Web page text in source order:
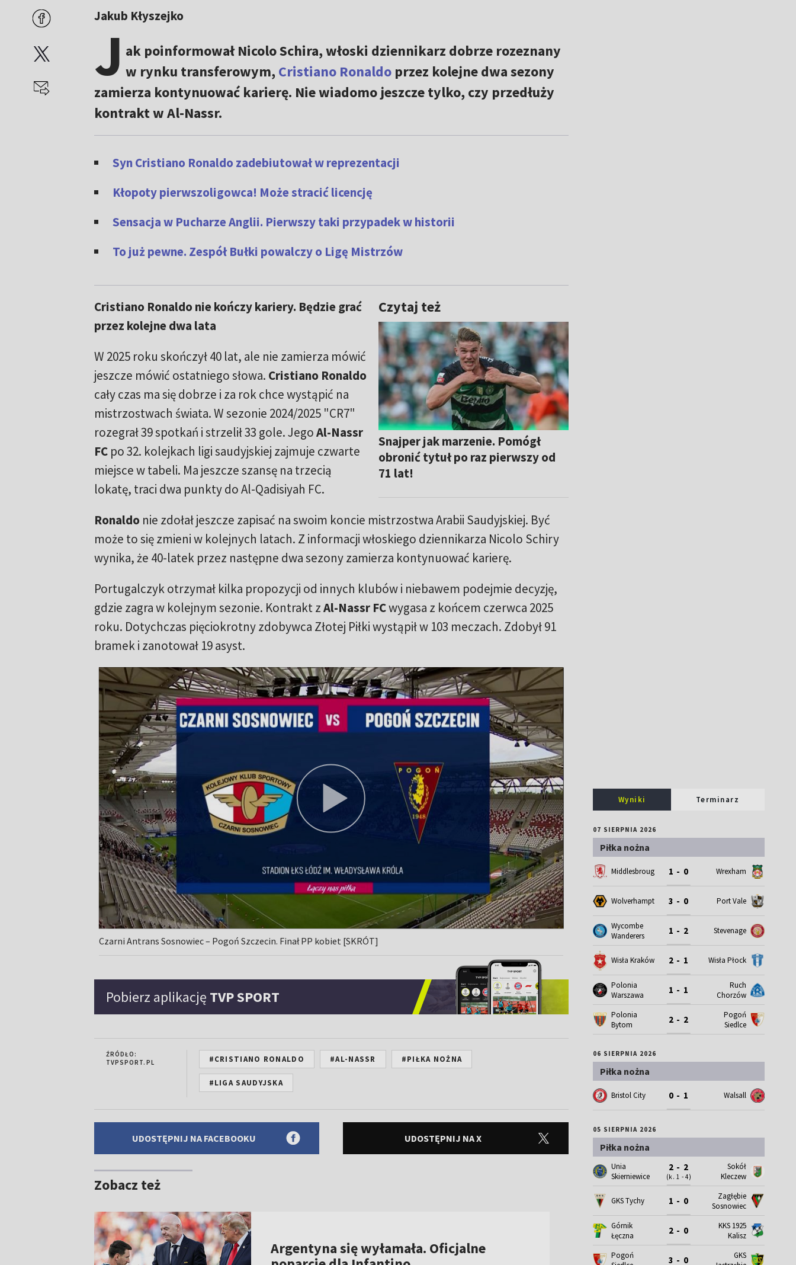
Jakub Kłyszejko
J ak poinformował Nicolo Schira, włoski dziennikarz dobrze rozeznany
w rynku transferowym,Cristiano Ronaldoprzez kolejne dwa sezony
zamierza kontynuować karierę. Nie wiadomo jeszcze tylko, czy przedłuży
kontrakt w Al-Nassr.
Syn Cristiano Ronaldo zadebiutował w reprezentacji
Kłopoty pierwszoligowca! Może stracić licencję
Sensacja w Pucharze Anglii. Pierwszy taki przypadek w historii
To już pewne. Zespół Bułki powalczy o Ligę Mistrzów
Czytaj też
Snajper jak marzenie. Pomógł
obronić tytuł po raz pierwszy od
71 lat!
Cristiano Ronaldo nie kończy kariery. Będzie grać
przez kolejne dwa lata
W 2025 roku skończył 40 lat, ale nie zamierza mówić
jeszcze mówić ostatniego słowa. Cristiano Ronaldo
cały czas ma się dobrze i za rok chce wystąpić na
mistrzostwach świata. W sezonie 2024/2025 "CR7"
rozegrał 39 spotkań i strzelił 33 gole. JegoAl-Nassr
FCpo 32. kolejkach ligi saudyjskiej zajmuje czwarte
miejsce w tabeli. Ma jeszcze szansę na trzecią
lokatę, traci dwa punkty do Al-Qadisiyah FC.
Ronaldo nie zdołał jeszcze zapisać na swoim koncie mistrzostwa Arabii Saudyjskiej. Być
może to się zmieni w kolejnych latach. Z informacji włoskiego dziennikarza Nicolo Schiry
wynika, że 40-latek przez następne dwa sezony zamierza kontynuować karierę.
Portugalczyk otrzymał kilka propozycji od innych klubów i niebawem podejmie decyzję,
gdzie zagra w kolejnym sezonie. Kontrakt zAl-Nassr FCwygasa z końcem czerwca 2025
roku. Dotychczas pięciokrotny zdobywca Złotej Piłki wystąpił w 103 meczach. Zdobył 91
bramek i zanotował 19 asyst.
Czarni Antrans Sosnowiec – Pogoń Szczecin. Finał PP kobiet [SKRÓT]
Pobierz aplikację TVP SPORT
ŹRÓDŁO:
TVPSPORT.PL
#CRISTIANO RONALDO #AL-NASSR #PIŁKA NOŻNA
#LIGA SAUDYJSKA
UDOSTĘPNIJ NA FACEBOOKU UDOSTĘPNIJ NA X
Zobacz też
Argentyna się wyłamała. Oficjalne
Wyniki Terminarz
07 SIERPNIA 2026
Piłka nożna
Middlesbrough 1 - 0 Wrexham
Wolverhampton 3 - 0 Port Vale
Wycombe
Wanderers
1 - 2 Stevenage
Wisła Kraków 2 - 1 Wisła Płock
Polonia
Warszawa
1 - 1
Ruch
Chorzów
Polonia
Bytom
2 - 2
Pogoń
Siedlce
06 SIERPNIA 2026
Piłka nożna
Bristol City 0 - 1 Walsall
05 SIERPNIA 2026
Piłka nożna
Unia
Skierniewice
2 - 2
(k. 1 - 4)
Sokół
Kleczew
GKS Tychy 1 - 0
Zagłębie
Sosnowiec
Górnik
Łęczna
2 - 0
KKS 1925
Kalisz
Pogoń
3 - 0
GKS